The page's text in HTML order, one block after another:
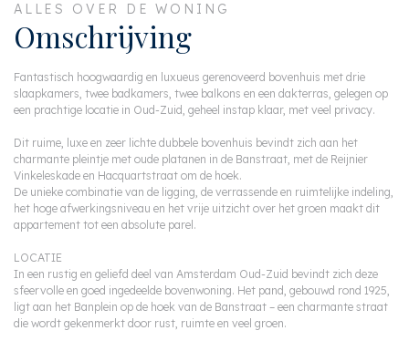
ALLES OVER DE WONING
Omschrijving
Fantastisch hoogwaardig en luxueus gerenoveerd bovenhuis met drie
slaapkamers, twee badkamers, twee balkons en een dakterras, gelegen op
een prachtige locatie in Oud-Zuid, geheel instap klaar, met veel privacy.
Dit ruime, luxe en zeer lichte dubbele bovenhuis bevindt zich aan het
charmante pleintje met oude platanen in de Banstraat, met de Reijnier
Vinkeleskade en Hacquartstraat om de hoek.
De unieke combinatie van de ligging, de verrassende en ruimtelijke indeling,
het hoge afwerkingsniveau en het vrije uitzicht over het groen maakt dit
appartement tot een absolute parel.
LOCATIE
In een rustig en geliefd deel van Amsterdam Oud-Zuid bevindt zich deze
sfeervolle en goed ingedeelde bovenwoning. Het pand, gebouwd rond 1925,
ligt aan het Banplein op de hoek van de Banstraat – een charmante straat
die wordt gekenmerkt door rust, ruimte en veel groen.